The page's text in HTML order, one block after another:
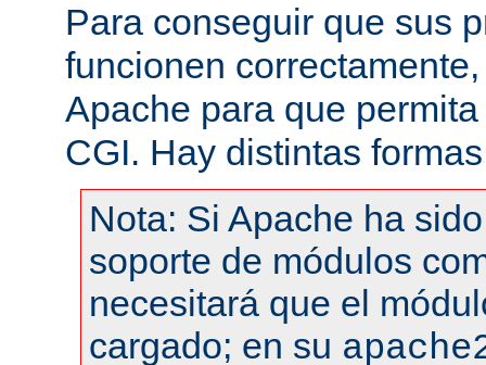
Para conseguir que sus
funcionen
Apache para que
CGI. Hay distintas
Nota: Si Apache ha
soporte de módulos
necesitará que el
cargado; en su